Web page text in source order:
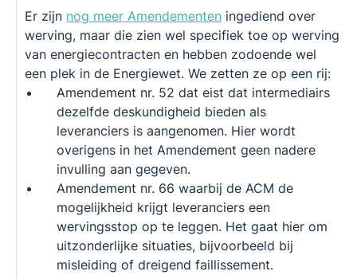
Er zijn nog meer Amendementen ingediend over
werving, maar die zien wel specifiek toe op werving
van energiecontracten en hebben zodoende wel
een plek in de Energiewet. We zetten ze op een rij:
Amendement nr. 52 dat eist dat intermediairs
dezelfde deskundigheid bieden als
leveranciers is aangenomen. Hier wordt
overigens in het Amendement geen nadere
invulling aan gegeven.
Amendement nr. 66 waarbij de ACM de
mogelijkheid krijgt leveranciers een
wervingsstop op te leggen. Het gaat hier om
uitzonderlijke situaties, bijvoorbeeld bij
misleiding of dreigend faillissement.